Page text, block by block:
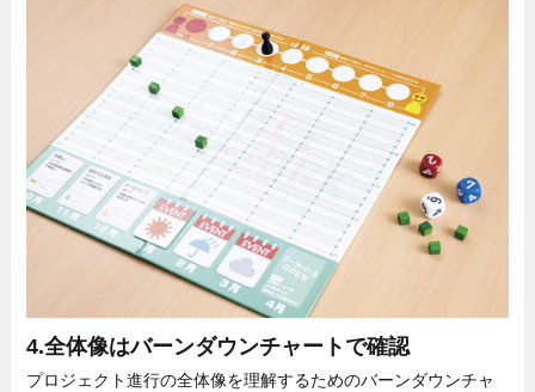
4.全体像はバーンダウンチャートで確認
プロジェクト進行の全体像を理解するためのバーンダウンチャ